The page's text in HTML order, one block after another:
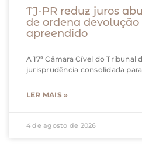
TJ-PR reduz juros
de ordena
apreendido
A 17ª Câmara Cível do Tribunal
jurisprudência consolidada
LER MAIS »
4 de agosto de 2026